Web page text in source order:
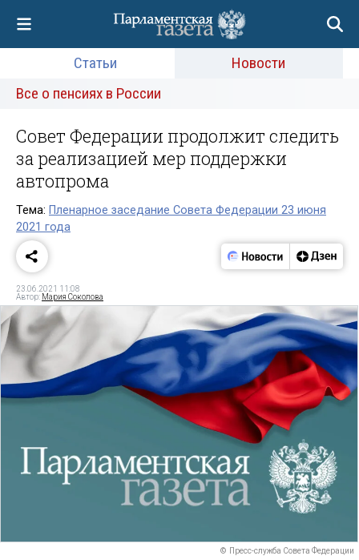
Статьи
Новости
Все о пенсиях в России
Совет Федерации продолжит следить
за реализацией мер поддержки
автопрома
Тема: Пленарное заседание Совета Федерации 23 июня
2021 года
23.06.2021 11:08
Автор: Мария Соколова
© Пресс-служба Совета Федерации